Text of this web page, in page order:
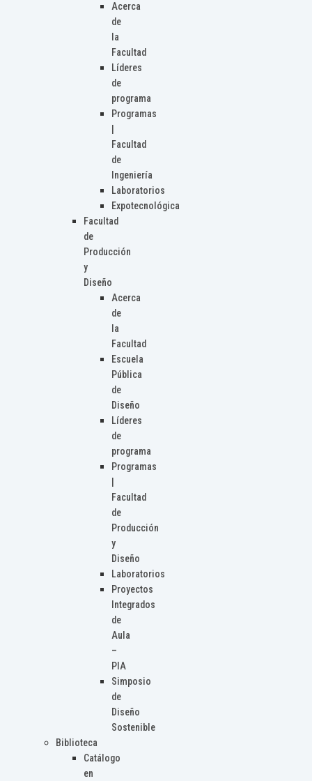
Acerca
de
la
Facultad
Líderes
de
programa
Programas
Facultad
de
Ingeniería
Laboratorios
Expotecnológica
Facultad
de
Producción
y
Diseño
Acerca
de
la
Facultad
Escuela
Pública
de
Diseño
Líderes
de
programa
Programas
Facultad
de
Producción
y
Diseño
Laboratorios
Proyectos
Integrados
de
Aula
–
PIA
Simposio
de
Diseño
Sostenible
Biblioteca
Catálogo
en